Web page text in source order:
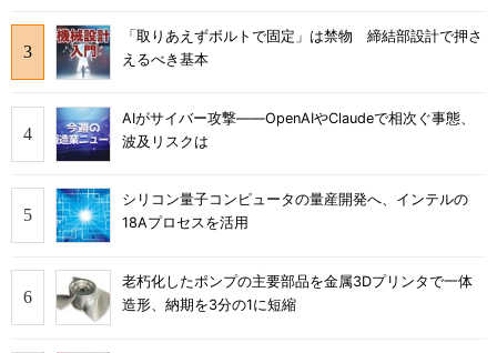
「取りあえずボルトで固定」は禁物 締結部設計で押さ
えるべき基本
AIがサイバー攻撃――OpenAIやClaudeで相次ぐ事態、
波及リスクは
シリコン量子コンピュータの量産開発へ、インテルの
18Aプロセスを活用
老朽化したポンプの主要部品を金属3Dプリンタで一体
造形、納期を3分の1に短縮